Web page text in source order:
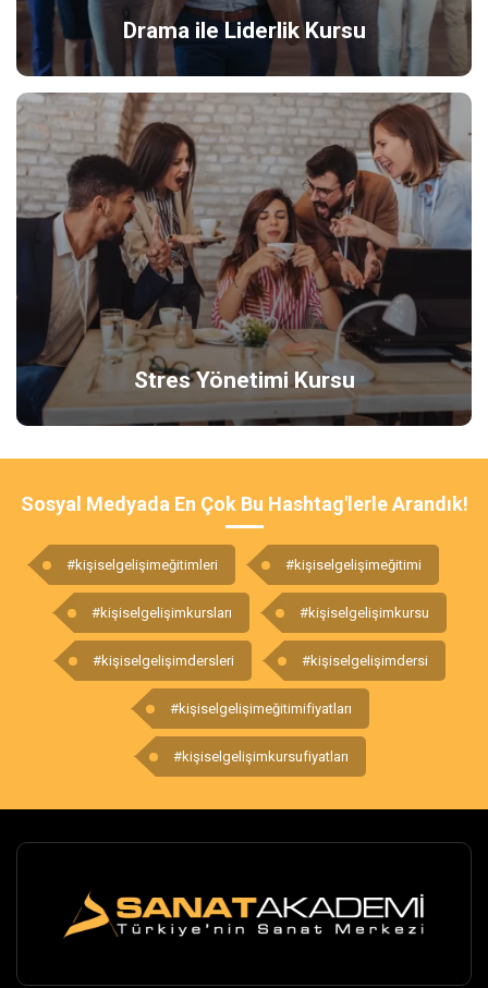
Drama ile Liderlik Kursu
Stres Yönetimi Kursu
Sosyal Medyada En Çok Bu Hashtag'lerle Arandık!
#kişiselgelişimeğitimleri #kişiselgelişimeğitimi
#kişiselgelişimkursları #kişiselgelişimkursu
#kişiselgelişimdersleri #kişiselgelişimdersi
#kişiselgelişimeğitimifiyatları
#kişiselgelişimkursufiyatları